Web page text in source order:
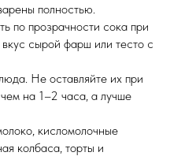
полностью.
по прозрачности сока при
сырой фарш или тесто с
Не оставляйте их при
на 1–2 часа, а лучше
кисломолочные
колбаса, торты и